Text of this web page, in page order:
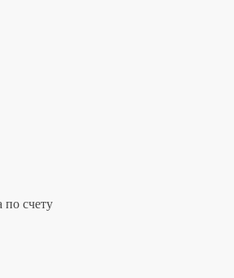
по счету